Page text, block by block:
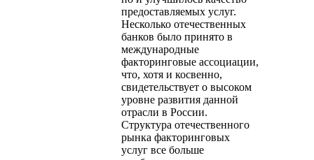
предоставляемых услуг.
Несколько отечественных
банков было принято в
международные
факторинговые ассоциации,
что, хотя и косвенно,
свидетельствует о высоком
уровне развития данной
отрасли в России.
Структура отечественного
рынка факторинговых
услуг все больше